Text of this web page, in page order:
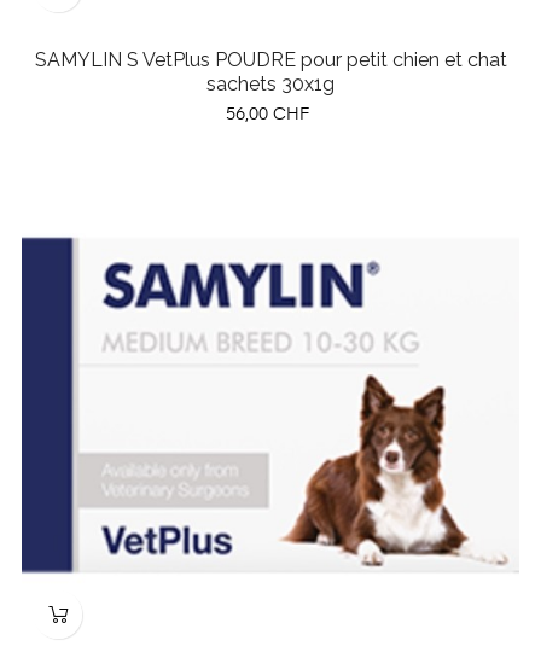
SAMYLIN S VetPlus POUDRE pour petit chien et chat
sachets 30x1g
Prix
56,00 CHF